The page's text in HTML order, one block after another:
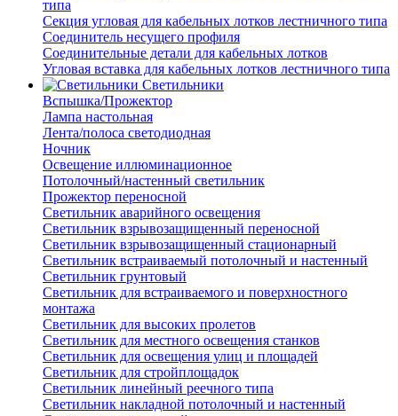
типа
Секция угловая для кабельных лотков лестничного типа
Соединитель несущего профиля
Соединительные детали для кабельных лотков
Угловая вставка для кабельных лотков лестничного типа
Светильники
Вспышка/Прожектор
Лампа настольная
Лента/полоса светодиодная
Ночник
Освещение иллюминационное
Потолочный/настенный светильник
Прожектор переносной
Светильник аварийного освещения
Светильник взрывозащищенный переносной
Светильник взрывозащищенный стационарный
Светильник встраиваемый потолочный и настенный
Светильник грунтовый
Светильник для встраиваемого и поверхностного
монтажа
Светильник для высоких пролетов
Светильник для местного освещения станков
Светильник для освещения улиц и площадей
Светильник для стройплощадок
Светильник линейный реечного типа
Светильник накладной потолочный и настенный